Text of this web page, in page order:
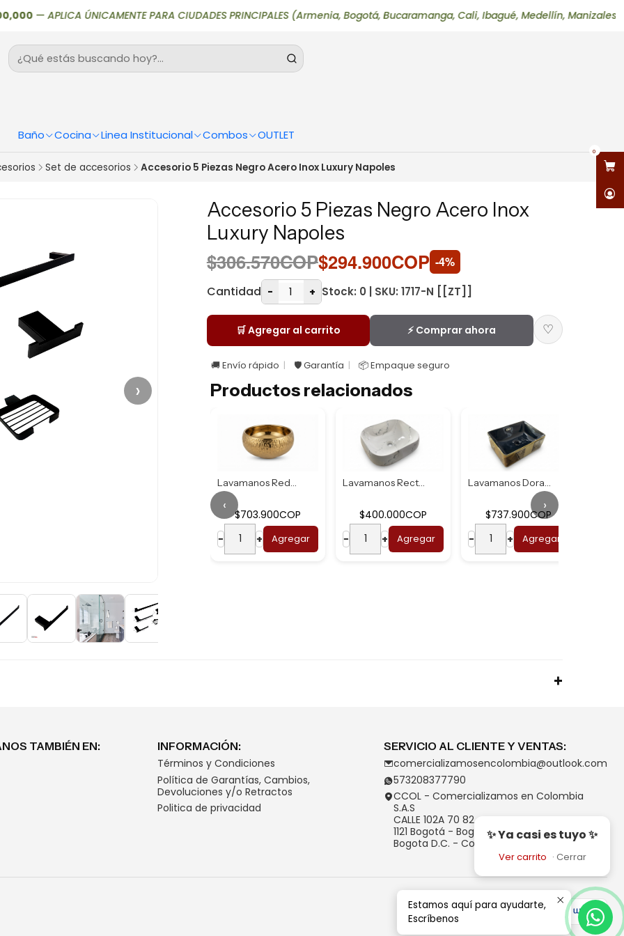
Baño Cocina Linea Institucional Combos OUTLET
0
—APLICA ÚNICAMENTE PARA CIUDADES PRINCIPALES (Armenia, Bogotá, Bucaramanga, Cali, Ibagué, Medellín, Manizales,
Set de accesorios Accesorio 5 Piezas Negro Acero Inox Luxury Napoles
›
Accesorio 5 Piezas Negro Acero Inox
Luxury Napoles
$306.570COP$294.900COP -4%
Cantidad - + Stock: 0 | SKU: 1717-N [[ZT]]
🛒 Agregar al carrito ⚡ Comprar ahora ♡
🚚 Envío rápido 🛡️ Garantía 📦 Empaque seguro
Productos relacionados
$703.900COP
−
+ Agregar
$400.000COP
−
+ Agregar
$737.900COP
−
+ Agregar
‹ ›
✨ Ya casi es tuyo ✨
Ver carrito · Cerrar
TAMBIÉN EN:
INFORMACIÓN:
Términos y Condiciones
Política de Garantías, Cambios,
Devoluciones y/o Retractos
Politica de privacidad
SERVICIO AL CLIENTE Y VENTAS:
comercializamosencolombia@outlook.com
573208377790
CCOL - Comercializamos en Colombia
S.A.S
CALLE 102A 70 82
1121 Bogotá - Bogotá D.C.
Bogota D.C. - Colombia
Estamos aquí para ayudarte,
Escríbenos